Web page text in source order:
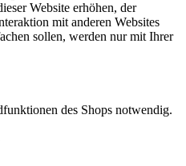
Website erhöhen, der
mit anderen Websites
sollen, werden nur mit Ihrer
des Shops notwendig.